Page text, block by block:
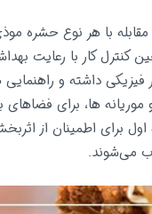
با هر نوع حشره
کنترل کار با رعایت
داشته و
ها، برای
برای اطمینان از
می‌شوند.